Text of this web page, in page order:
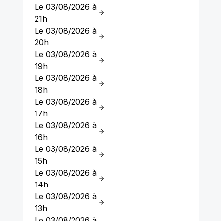
Le 03/08/2026 à
21h
Le 03/08/2026 à
20h
Le 03/08/2026 à
19h
Le 03/08/2026 à
18h
Le 03/08/2026 à
17h
Le 03/08/2026 à
16h
Le 03/08/2026 à
15h
Le 03/08/2026 à
14h
Le 03/08/2026 à
13h